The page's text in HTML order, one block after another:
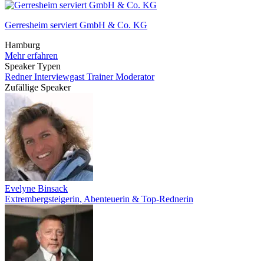
Gerresheim serviert GmbH & Co. KG
Hamburg
Mehr erfahren
Speaker Typen
RednerInterviewgast TrainerModerator
Zufällige Speaker
Evelyne Binsack
Extrembergsteigerin, Abenteuerin & Top-Rednerin